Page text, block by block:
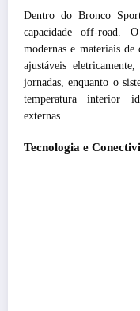
Dentro do Bronco
capacidade off-road.
modernas e materiais de
ajustáveis
jornadas, enquanto o
temperatura interior
externas.
Tecnologia e